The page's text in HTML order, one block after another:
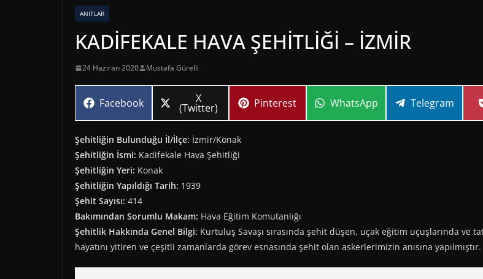
ANITLAR
KADİFEKALE HAVA ŞEHİTLİĞİ – İZMİR
24 Haziran 2020 Mustafa Gürelli
Share
Facebook Share
on
X
(Twitter) Share
Pinterest Share
WhatsApp Share
Telegram
Şehitliğin Bulunduğu İl/İlçe: İzmir/Konak
Şehitliğin İsmi: Kadifekale Hava Şehitliği
Şehitliğin Yeri: Konak
Şehitliğin Yapıldığı Tarih: 1939
Şehit Sayısı: 414
Bakımından Sorumlu Makam: Hava Eğitim Komutanlığı
Şehitlik Hakkında Genel Bilgi: Kurtuluş Savaşı sırasında şehit düşen, uçak eğitim uçuşlarında ve
hayatını yitiren ve çeşitli zamanlarda görev esnasında şehit olan askerlerimizin anısına yapılmıştır.